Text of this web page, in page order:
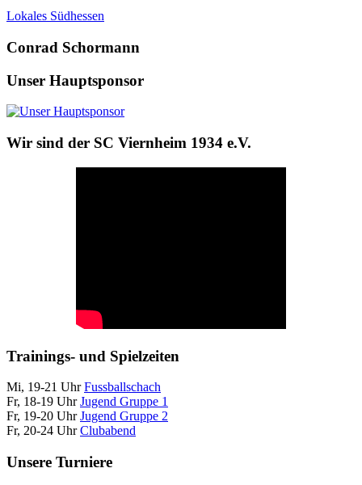
Lokales Südhessen
Conrad Schormann
Unser Hauptsponsor
Wir sind der SC Viernheim 1934 e.V.
Trainings- und Spielzeiten
Mi, 19-21 UhrFussballschach
Fr, 18-19 UhrJugend Gruppe 1
Fr, 19-20 UhrJugend Gruppe 2
Fr, 20-24 UhrClubabend
Unsere Turniere